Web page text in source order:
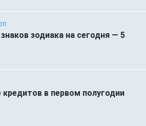
зодиака на сегодня — 5
в первом полугодии